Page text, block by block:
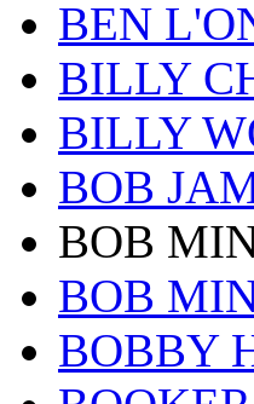
BEN
BILLY
BILLY
BOB
BOB
BOB
BOBBY